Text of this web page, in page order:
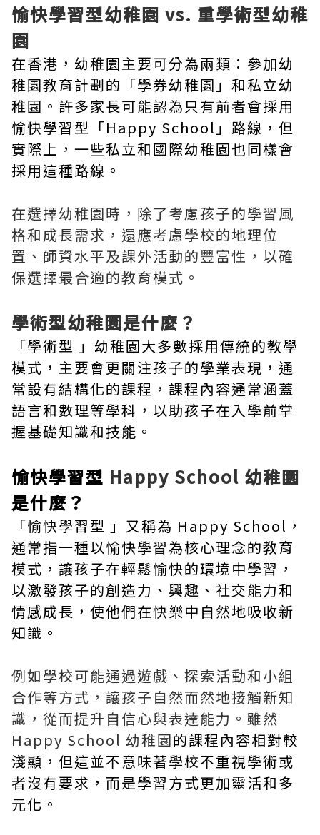
愉快學習型幼稚園 vs. 重學術型幼稚
園
在香港，幼稚園主要可分為兩類：參加幼
稚園教育計劃的「學券幼稚園」和私立幼
稚園。許多家長可能認為只有前者會採用
愉快學習型「Happy School」路線，但
實際上，一些私立和國際幼稚園也同樣會
採用這種路線。
在選擇幼稚園時，除了考慮孩子的學習風
格和成長需求，還應考慮學校的地理位
置、師資水平及課外活動的豐富性，以確
保選擇最合適的教育模式。
學術型幼稚園是什麼？
「學術型 」幼稚園大多數採用傳統的教學
模式，主要會更關注孩子的學業表現，通
常設有結構化的課程，課程內容通常涵蓋
語言和數理等學科，以助孩子在入學前掌
握基礎知識和技能。
愉快學習型 Happy School 幼稚園
是什麼？
「愉快學習型 」又稱為 Happy School，
通常指一種以愉快學習為核心理念的教育
模式，讓孩子在輕鬆愉快的環境中學習，
以激發孩子的創造力、興趣、社交能力和
情感成長，使他們在快樂中自然地吸收新
知識。
例如學校可能通過遊戲、探索活動和小組
合作等方式，讓孩子自然而然地接觸新知
識，從而提升自信心與表達能力。雖然
Happy School 幼稚園的課程內容相對較
淺顯，但這並不意味著學校不重視學術或
者沒有要求，而是學習方式更加靈活和多
元化。